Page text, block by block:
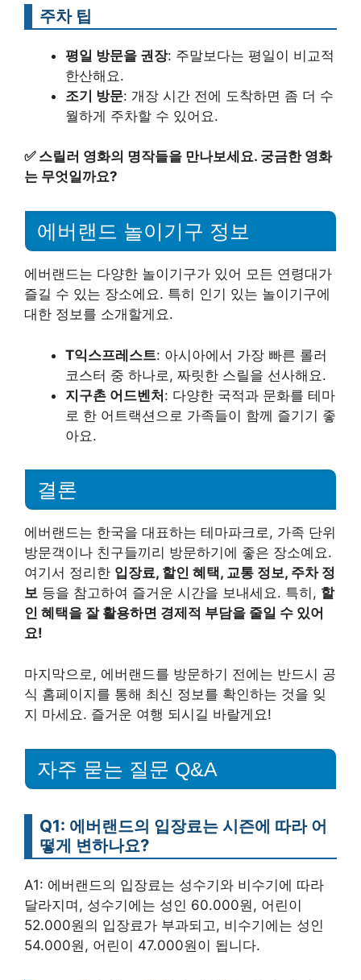
주차 팁
평일 방문을 권장: 주말보다는 평일이 비교적
한산해요.
조기 방문: 개장 시간 전에 도착하면 좀 더 수
월하게 주차할 수 있어요.
✅ 스릴러 영화의 명작들을 만나보세요. 궁금한 영화
는 무엇일까요?
에버랜드 놀이기구 정보
에버랜드는 다양한 놀이기구가 있어 모든 연령대가
즐길 수 있는 장소에요. 특히 인기 있는 놀이기구에
대한 정보를 소개할게요.
T익스프레스트: 아시아에서 가장 빠른 롤러
코스터 중 하나로, 짜릿한 스릴을 선사해요.
지구촌 어드벤처: 다양한 국적과 문화를 테마
로 한 어트랙션으로 가족들이 함께 즐기기 좋
아요.
결론
에버랜드는 한국을 대표하는 테마파크로, 가족 단위
방문객이나 친구들끼리 방문하기에 좋은 장소예요.
여기서 정리한 입장료, 할인 혜택, 교통 정보, 주차 정
보 등을 참고하여 즐거운 시간을 보내세요. 특히, 할
인 혜택을 잘 활용하면 경제적 부담을 줄일 수 있어
요!
마지막으로, 에버랜드를 방문하기 전에는 반드시 공
식 홈페이지를 통해 최신 정보를 확인하는 것을 잊
지 마세요. 즐거운 여행 되시길 바랄게요!
자주 묻는 질문 Q&A
Q1: 에버랜드의 입장료는 시즌에 따라 어
떻게 변하나요?
A1: 에버랜드의 입장료는 성수기와 비수기에 따라
달라지며, 성수기에는 성인 60.000원, 어린이
52.000원의 입장료가 부과되고, 비수기에는 성인
54.000원, 어린이 47.000원이 됩니다.